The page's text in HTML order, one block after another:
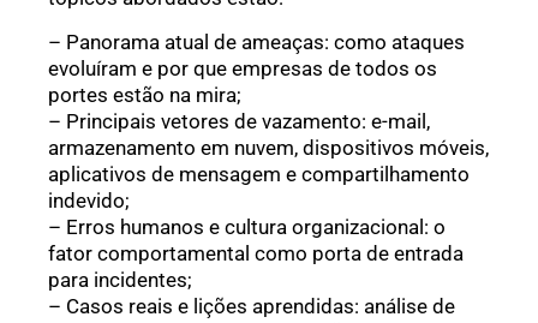
– Panorama atual de ameaças: como ataques
evoluíram e por que empresas de todos os
portes estão na mira;
– Principais vetores de vazamento: e-mail,
armazenamento em nuvem, dispositivos móveis,
aplicativos de mensagem e compartilhamento
indevido;
– Erros humanos e cultura organizacional: o
fator comportamental como porta de entrada
para incidentes;
– Casos reais e lições aprendidas: análise de